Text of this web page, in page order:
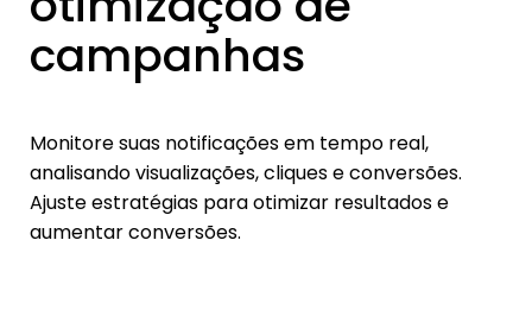
campanhas
Monitore suas notificações em tempo real,
analisando visualizações, cliques e conversões.
Ajuste estratégias para otimizar resultados e
aumentar conversões.